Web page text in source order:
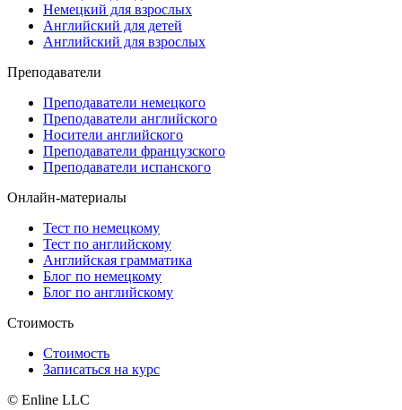
Немецкий для взрослых
Английский для детей
Английский для взрослых
Преподаватели
Преподаватели немецкого
Преподаватели английского
Носители английского
Преподаватели французского
Преподаватели испанского
Онлайн-материалы
Тест по немецкому
Тест по английскому
Английская грамматика
Блог по немецкому
Блог по английскому
Стоимость
Стоимость
Записаться на курс
© Enline LLC